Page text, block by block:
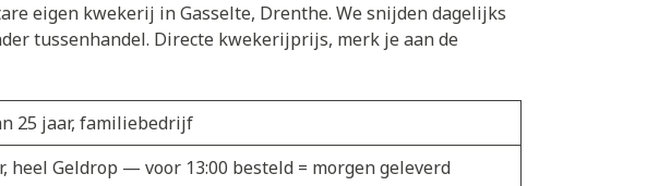
eigen kwekerij in Gasselte, Drenthe. We snijden dagelijks
tussenhandel. Directe kwekerijprijs, merk je aan de
25 jaar, familiebedrijf
heel Geldrop — voor 13:00 besteld = morgen geleverd